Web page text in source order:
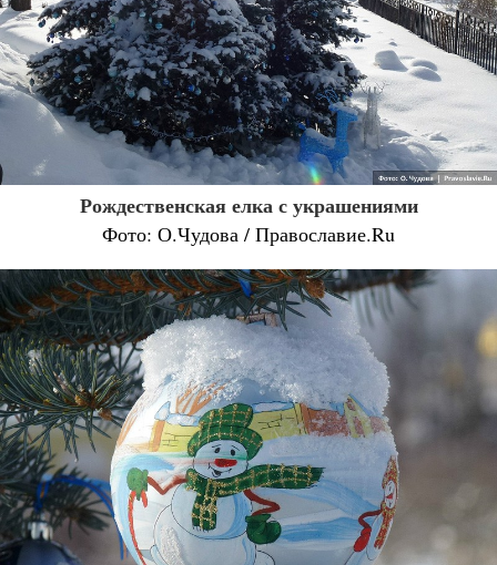
Рождественская елка с украшениями
Фото: О.Чудова / Православие.Ru